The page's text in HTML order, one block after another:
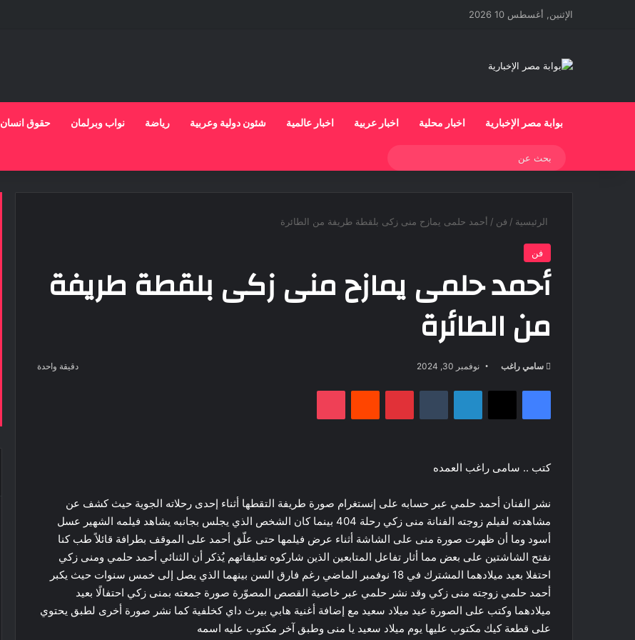
الإثنين, أغسطس 10 2026
بوابة مصر الإخبارية اخبار محلية اخبار عربية اخبار عالمية شئون دولية وعربية رياضة نواب وبرلمان حقوق انسان
الرئيسية / فن / أحمد حلمى يمازح منى زكى بلقطة طريفة من الطائرة
فن
أحمد حلمى يمازح منى زكى بلقطة طريفة
من الطائرة
سامي راغب
أرسل نوفمبر 30, 2024 دقيقة واحدة
فيسبوك ‫X لينكدإن بينتيريست ‫Pocket
كتب .. سامى راغب العمده
نشر الفنان أحمد حلمي عبر حسابه على إنستغرام صورة طريفة التقطها أثناء إحدى رحلاته الجوية حيث كشف عن
مشاهدته لفيلم زوجته الفنانة منى زكي رحلة 404 بينما كان الشخص الذي يجلس بجانبه يشاهد فيلمه الشهير عسل
أسود وما أن ظهرت صورة منى على الشاشة أثناء عرض فيلمها حتى علّق أحمد على الموقف بطرافة قائلاً طب كنا
نفتح الشاشتين على بعض مما أثار تفاعل المتابعين الذين شاركوه تعليقاتهم يُذكر أن الثنائي أحمد حلمي ومنى زكي
احتفلا بعيد ميلادهما المشترك في 18 نوفمبر الماضي رغم فارق السن بينهما الذي يصل إلى خمس سنوات حيث يكبر
أحمد حلمي زوجته منى زكي وقد نشر حلمي عبر خاصية القصص المصوّرة صورة جمعته بمنى زكي احتفالًا بعيد
ميلادهما وكتب على الصورة عيد ميلاد سعيد مع إضافة أغنية هابي بيرث داي كخلفية كما نشر صورة أخرى لطبق يحتوي
على قطعة كيك مكتوب عليها يوم ميلاد سعيد يا منى وطبق آخر مكتوب عليه اسمه